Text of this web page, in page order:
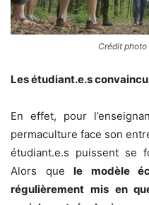
Crédit
Les étudiant.e.s
En effet, pour
permaculture face son
étudiant.e.s puissent se
Alors que le modèle
régulièrement mis en